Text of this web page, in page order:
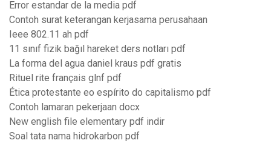
Error estandar de la media pdf
Contoh surat keterangan kerjasama perusahaan
Ieee 802.11 ah pdf
11 sınıf fizik bağıl hareket ders notları pdf
La forma del agua daniel kraus pdf gratis
Rituel rite français glnf pdf
Ética protestante eo espírito do capitalismo pdf
Contoh lamaran pekerjaan docx
New english file elementary pdf indir
Soal tata nama hidrokarbon pdf